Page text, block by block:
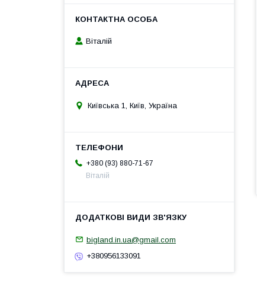
Віталій
Київська 1, Київ, Україна
+380 (93) 880-71-67
Віталій
bigland.in.ua@gmail.com
+380956133091